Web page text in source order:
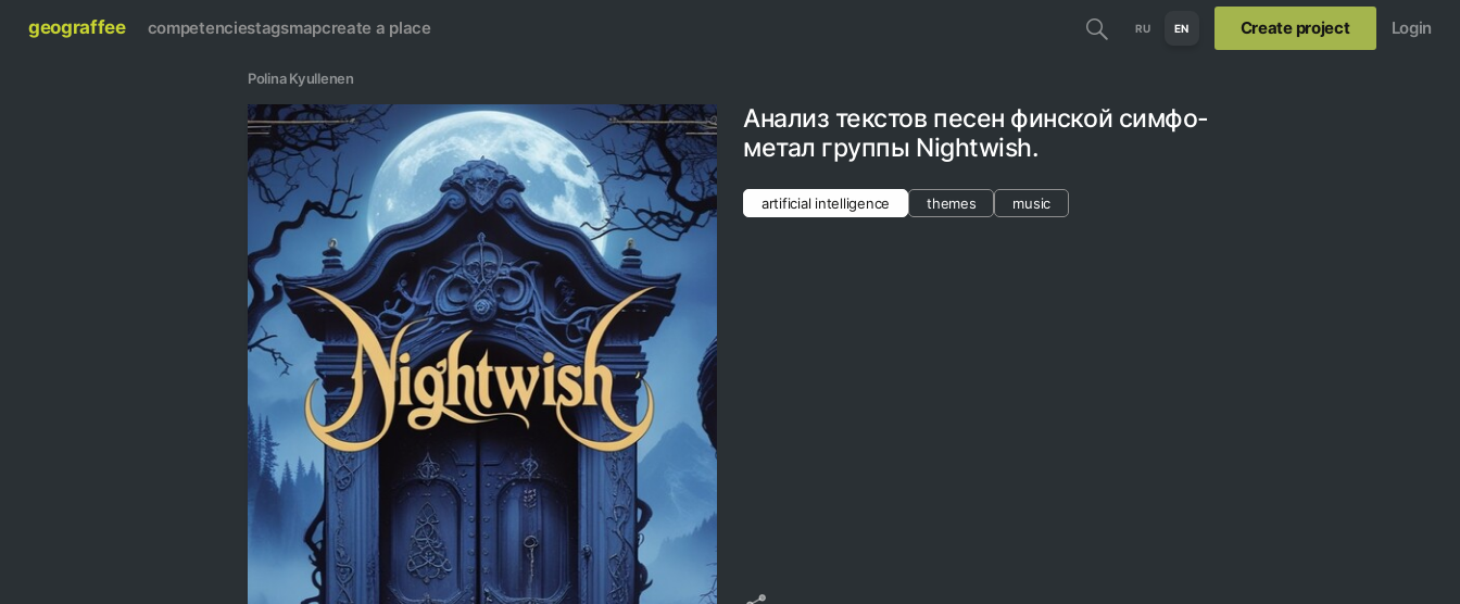
geograffee competenciestagsmapcreate a place RU EN Create project Login
Polina Kyullenen
Анализ текстов песен финской симфо-
метал группы Nightwish.
artificial intelligence themes music